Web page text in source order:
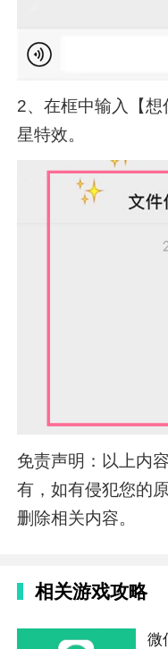
2、在框中输入【
星特效。
免责声明：以上内
有，如有侵犯您的
删除相关内容。
相关游戏攻略
微